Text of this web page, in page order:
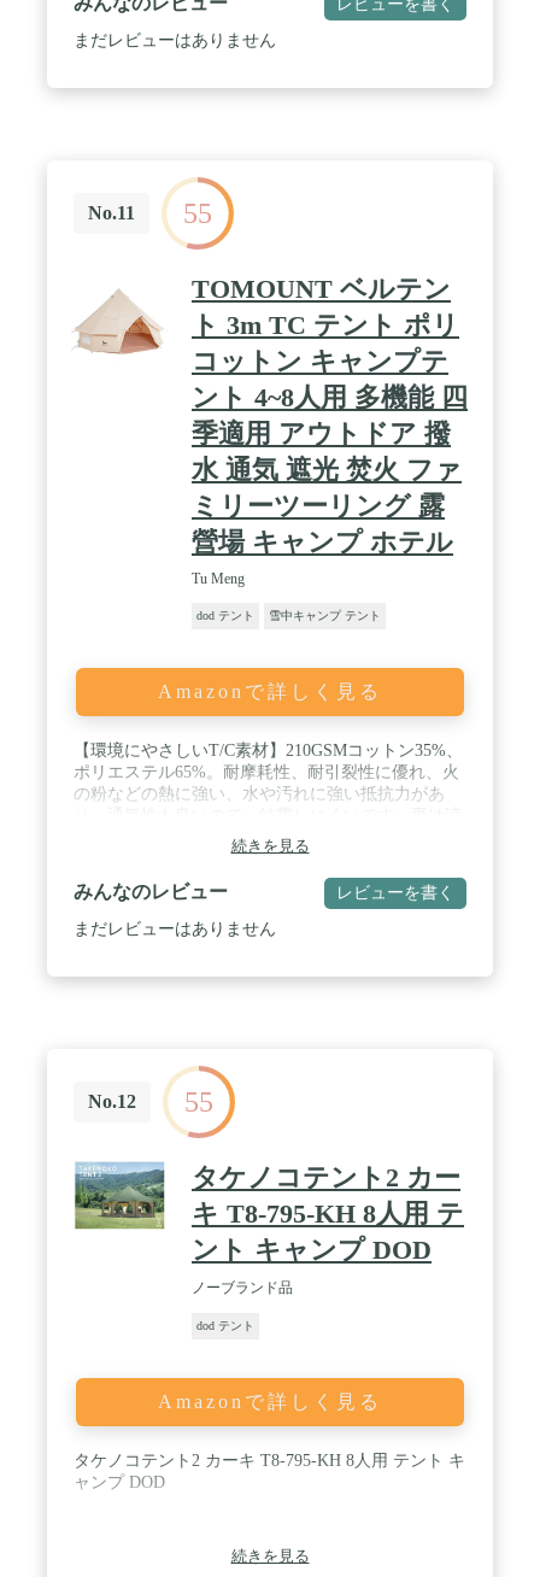
まだレビューはありません
No.11 55
TOMOUNT ベルテン
ト 3m TC テント ポリ
コットン キャンプテ
ント 4~8人用 多機能 四
季適用 アウトドア 撥
水 通気 遮光 焚火 ファ
ミリーツーリング 露
營場 キャンプ ホテル
Tu Meng
dod テント 雪中キャンプ テント
Amazonで詳しく見る
【環境にやさしいT/C素材】210GSMコットン35%、
ポリエステル65%。耐摩耗性、耐引裂性に優れ、火
の粉などの熱に強い、水や汚れに強い抵抗力があ
しく、冬は暖かい。グランドシートは20000mm+防
水PUコーティングを施した500gsm PVCを使用した
特別厚手のフロアマット。防雪、防水、防風性を備
え、ドライで快適な状態を保ちます。 / 【360度の
視界】ベルテントは、居住、旅行、レジャーのため
用できます。夏と冬のキャンプ、グランピング、パ
ーク、お祭りのイベントに適しています。 / 【安
全・通気性】エントランス全面に採用されたメッシ
ュパネル や、4つの窓と4つの屋根の通気口があり、
高効率な内気循環が可能です。屋根の上には13cmの
ストーブジャックが設置されています。新しい耐火
ガラス繊維生地はテントを安全に保ちます。ドアポ
ールは三角構造で、安定性と安全性を高めました。
すべての縫い目は二重ステッチで、コーナーは強度
には雪にも耐えるのに十分安定しています。 /
なので、 ワンポールテントでありながらも内部の隅
ーブルやベッドといったギアを沢山置きたい人に向
いています。音楽祭、裏庭での集まり、家族でのキ
ャンプ、週末の休憩、お祭りのイベントを出すのに
着後10日間）：開封直後の不備・動作不良等は、初
期不良として交換対応を致しております。 商品到着
証が付いておりますので、使用中に何かお気付き点
続きを見る
みんなのレビュー レビューを書く
まだレビューはありません
No.12 55
タケノコテント2 カー
キ T8-795-KH 8人用 テ
ント キャンプ DOD
ノーブランド品
dod テント
Amazonで詳しく見る
タケノコテント2 カーキ T8-795-KH 8人用 テント キ
ャンプ DOD
続きを見る